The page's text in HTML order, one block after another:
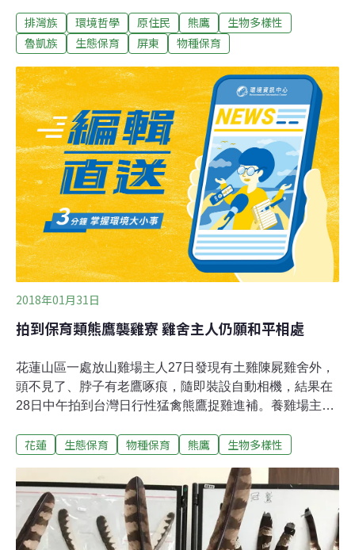
野生動物保育研究所與林務局合作推出「熊鷹仿真羽毛工
作坊」，由工藝師指導製作仿真羽毛，希望可以代替真的
努力達到維護傳統文化、又可保育熊鷹的雙贏目標。工作
坊由屏科大野保所教授所孫元勳在林務局的支持下舉辦，
邀請對熊鷹羽毛有深入觀察的工藝師鍾金男擔任授課講
師，傳授仿真熊鷹羽毛的繪製技術。至今已連辦2年，吸
引不少年輕的部落族人參加。除了仿真羽毛，野保所也正
在蒐集全台灣各單位圈養熊鷹的自然落羽，希望之後能夠
讓具有配戴資格的部落族人申請使用。
排灣族 環境哲學 原住民 熊鷹
生物多樣性
魯凱族
生態保育 屏東 物種保育
2018年01月31日
拍到保育類熊鷹襲雞寮 雞舍主人仍願和平相處
花蓮山區一處放山雞場主人27日發現有土雞陳屍雞舍外，
頭不見了、脖子有老鷹啄痕，隨即裝設自動相機，結果在
28日中午拍到台灣日行性猛禽熊鷹捉雞進補。養雞場主人
是雞毛」，但不知是哪一種猛禽，且近半年已損失近10隻
想到真的拍到熊鷹吃母雞屍體。錄影畫面拍了一個多小
時，畫面中熊鷹曾試圖叼走雞，但土雞太重，只好原地進
食，其他珠雞雖在旁邊一直叫、試圖威嚇，但不敢靠近熊
鷹，約下午一點多熊鷹吃飽離開。養雞場主人說，他原本
花蓮 生態保育 物種保育 熊鷹 生物多樣性